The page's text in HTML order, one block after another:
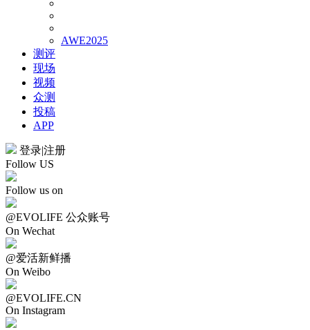
AWE2025
测评
现场
视频
众测
投稿
APP
登录|注册
Follow US
Follow us on
@EVOLIFE 公众账号
On Wechat
@爱活新鲜播
On Weibo
@EVOLIFE.CN
On Instagram